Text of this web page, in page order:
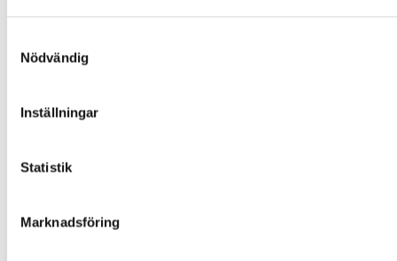
Nödvändig
Inställningar
Statistik
Marknadsföring